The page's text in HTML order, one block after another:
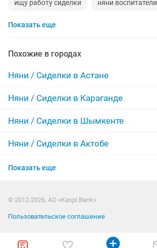
ищу работу сиделки няни воспитатели
договорная
няня сиделка садик дому
мини садик ищу няню детское
сиделка для в школу няня срочно
сиделка пожилыми пожилые люди
почасовая няня
Показать еще
Похожие в городах
Няни / Сиделки в Астане
Няни / Сиделки в Караганде
Няни / Сиделки в Шымкенте
Няни / Сиделки в Актобе
Няни / Сиделки в Костанае
Няни / Сиделки в Атырау
Няни / Сиделки в Казахстане
Показать еще
© 2012-2026, АО «Kaspi Bank»
Пользовательское соглашение